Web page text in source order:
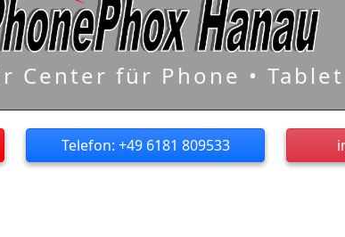
Center für Phone •
Telefon: +49 6181 809533